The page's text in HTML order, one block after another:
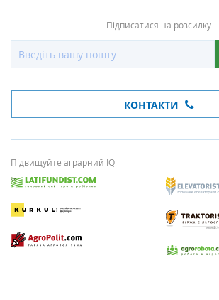
Підписатися на розсилку
КОНТАКТИ
Підвищуйте аграрний IQ